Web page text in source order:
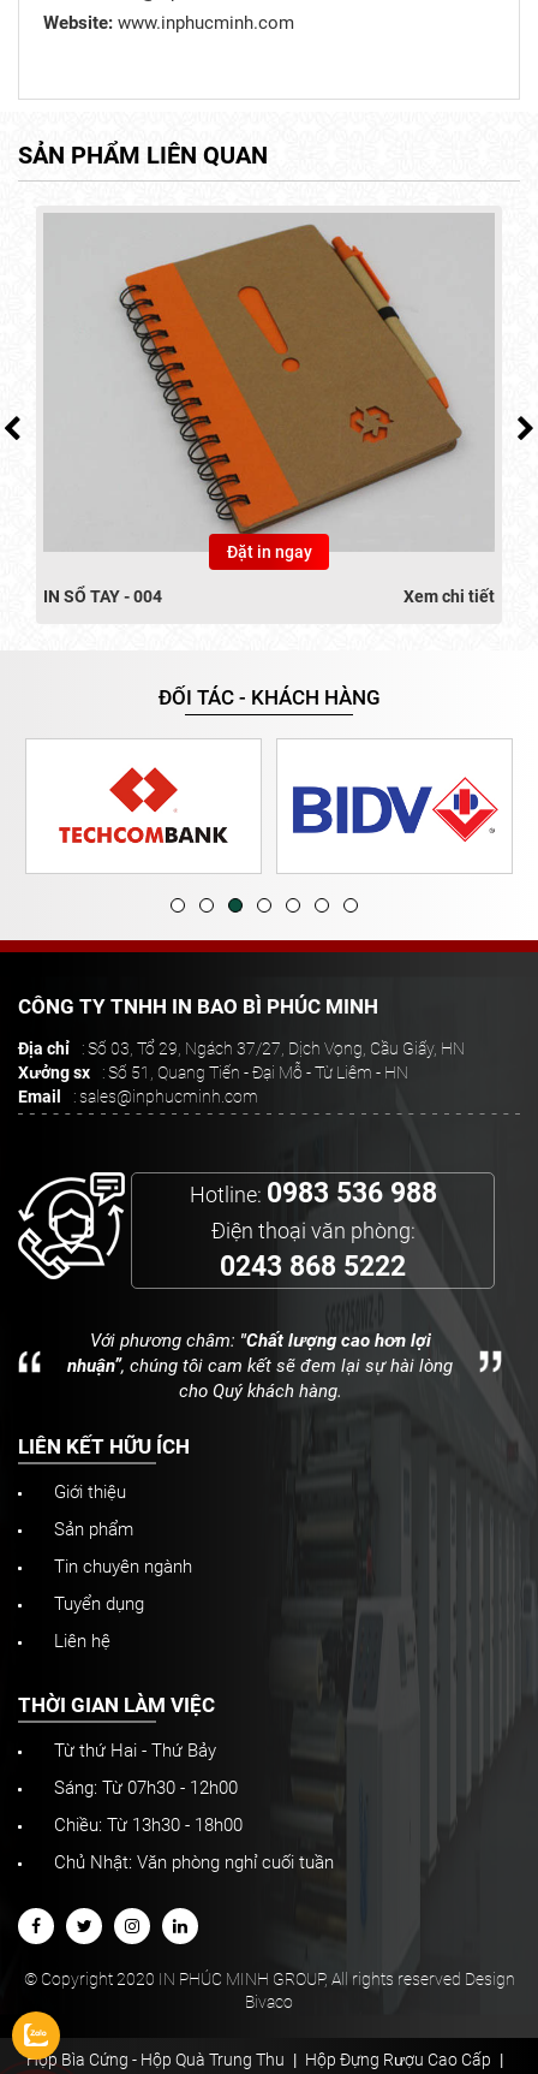
Website: www.inphucminh.com
SẢN PHẨM LIÊN QUAN
IN SỔ TAY - 004
Đặt in ngay
Xem chi tiết
ĐỐI TÁC - KHÁCH HÀNG
CÔNG TY TNHH IN BAO BÌ PHÚC MINH
Địa chỉ
: Số 03, Tổ 29, Ngách 37/27, Dịch Vọng, Cầu Giấy, HN
Xưởng sx
: Số 51, Quang Tiến - Đại Mỗ - Từ Liêm - HN
Email
: sales@inphucminh.com
Hotline: 0983 536 988
Điện thoại văn phòng:
0243 868 5222
Với phương châm: "Chất lượng cao hơn lợi
nhuận”, chúng tôi cam kết sẽ đem lại sự hài lòng
cho Quý khách hàng.
LIÊN KẾT HỮU ÍCH
Giới thiệu
Sản phẩm
Tin chuyên ngành
Tuyển dụng
Liên hệ
THỜI GIAN LÀM VIỆC
Từ thứ Hai - Thứ Bảy
Sáng: Từ 07h30 - 12h00
Chiều: Từ 13h30 - 18h00
Chủ Nhật: Văn phòng nghỉ cuối tuần
© Copyright 2020 IN PHÚC MINH GROUP, All rights reserved Design
Bivaco
Hộp Bìa Cứng - Hộp Quà Trung Thu
Hộp Đựng Rượu Cao Cấp